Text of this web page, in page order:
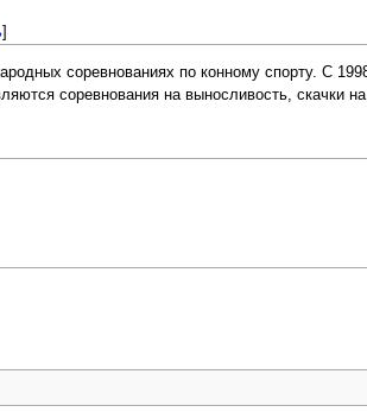
]
соревнованиях по конному спорту. С
соревнования на выносливость, скачки